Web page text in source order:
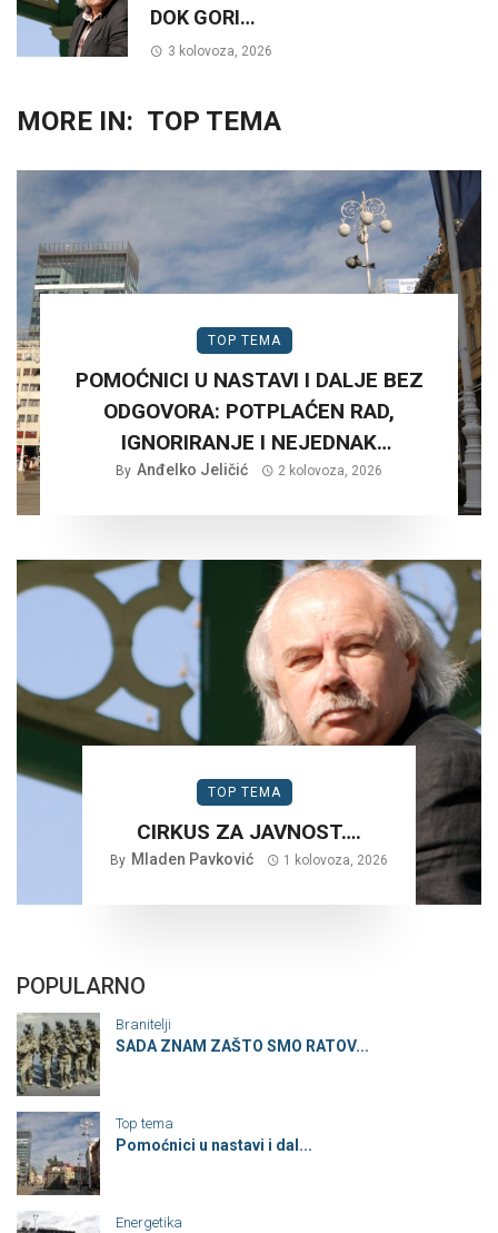
DOK GORI…
3 kolovoza, 2026
MORE IN: TOP TEMA
TOP TEMA
POMOĆNICI U NASTAVI I DALJE BEZ
ODGOVORA: POTPLAĆEN RAD,
IGNORIRANJE I NEJEDNAK
TRETMAN…
By Anđelko Jeličić 2 kolovoza, 2026
TOP TEMA
CIRKUS ZA JAVNOST….
By Mladen Pavković 1 kolovoza, 2026
POPULARNO
Branitelji
SADA ZNAM ZAŠTO SMO RATOV...
Top tema
Pomoćnici u nastavi i dal...
Energetika